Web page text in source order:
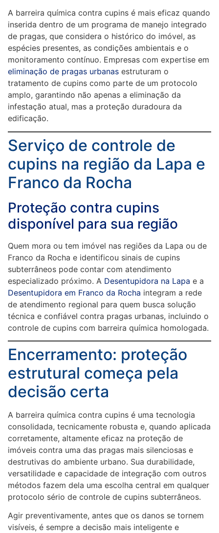
A barreira química contra cupins é mais eficaz quando
inserida dentro de um programa de manejo integrado
de pragas, que considera o histórico do imóvel, as
espécies presentes, as condições ambientais e o
monitoramento contínuo. Empresas com expertise em
eliminação de pragas urbanas estruturam o
tratamento de cupins como parte de um protocolo
amplo, garantindo não apenas a eliminação da
infestação atual, mas a proteção duradoura da
edificação.
Serviço de controle de
cupins na região da Lapa e
Franco da Rocha
Proteção contra cupins
disponível para sua região
Quem mora ou tem imóvel nas regiões da Lapa ou de
Franco da Rocha e identificou sinais de cupins
subterrâneos pode contar com atendimento
especializado próximo. A Desentupidora na Lapa e a
Desentupidora em Franco da Rocha integram a rede
de atendimento regional para quem busca solução
técnica e confiável contra pragas urbanas, incluindo o
controle de cupins com barreira química homologada.
Encerramento: proteção
estrutural começa pela
decisão certa
A barreira química contra cupins é uma tecnologia
consolidada, tecnicamente robusta e, quando aplicada
corretamente, altamente eficaz na proteção de
imóveis contra uma das pragas mais silenciosas e
destrutivas do ambiente urbano. Sua durabilidade,
versatilidade e capacidade de integração com outros
métodos fazem dela uma escolha central em qualquer
protocolo sério de controle de cupins subterrâneos.
Agir preventivamente, antes que os danos se tornem
visíveis, é sempre a decisão mais inteligente e